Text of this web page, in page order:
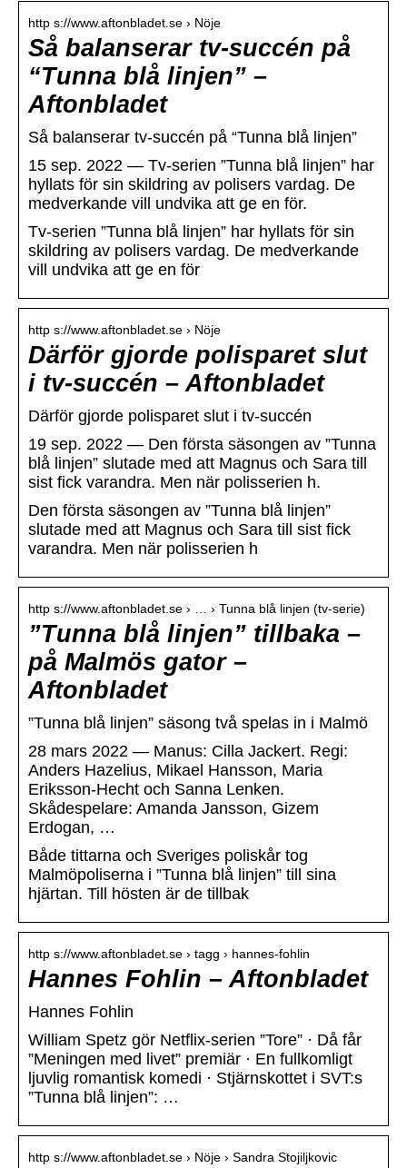
http s://www.aftonbladet.se › Nöje
Så balanserar tv-succén på
“Tunna blå linjen” –
Aftonbladet
Så balanserar tv-succén på “Tunna blå linjen”
15 sep. 2022 — Tv-serien ”Tunna blå linjen” har
hyllats för sin skildring av polisers vardag. De
medverkande vill undvika att ge en för.
Tv-serien ”Tunna blå linjen” har hyllats för sin
skildring av polisers vardag. De medverkande
vill undvika att ge en för
http s://www.aftonbladet.se › Nöje
Därför gjorde polisparet slut
i tv-succén – Aftonbladet
Därför gjorde polisparet slut i tv-succén
19 sep. 2022 — Den första säsongen av ”Tunna
blå linjen” slutade med att Magnus och Sara till
sist fick varandra. Men när polisserien h.
Den första säsongen av ”Tunna blå linjen”
slutade med att Magnus och Sara till sist fick
varandra. Men när polisserien h
http s://www.aftonbladet.se › … › Tunna blå linjen (tv-serie)
”Tunna blå linjen” tillbaka –
på Malmös gator –
Aftonbladet
”Tunna blå linjen” säsong två spelas in i Malmö
28 mars 2022 — Manus: Cilla Jackert. Regi:
Anders Hazelius, Mikael Hansson, Maria
Eriksson-Hecht och Sanna Lenken.
Skådespelare: Amanda Jansson, Gizem
Erdogan, …
Både tittarna och Sveriges poliskår tog
Malmöpoliserna i ”Tunna blå linjen” till sina
hjärtan. Till hösten är de tillbak
http s://www.aftonbladet.se › tagg › hannes-fohlin
Hannes Fohlin – Aftonbladet
Hannes Fohlin
William Spetz gör Netflix-serien ”Tore” · Då får
”Meningen med livet” premiär · En fullkomligt
ljuvlig romantisk komedi · Stjärnskottet i SVT:s
”Tunna blå linjen”: …
http s://www.aftonbladet.se › Nöje › Sandra Stojiljkovic